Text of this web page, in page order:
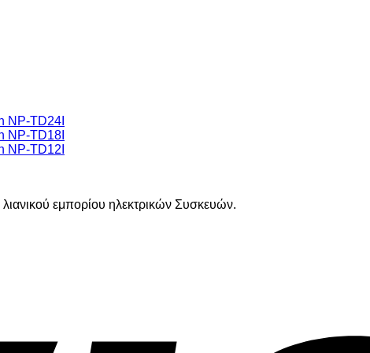
NP-TD24I
NP-TD18I
NP-TD12I
εμπορίου ηλεκτρικών Συσκευών.